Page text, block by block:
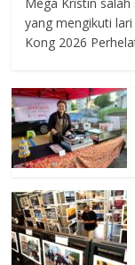
yang mengikuti
Kong 2026